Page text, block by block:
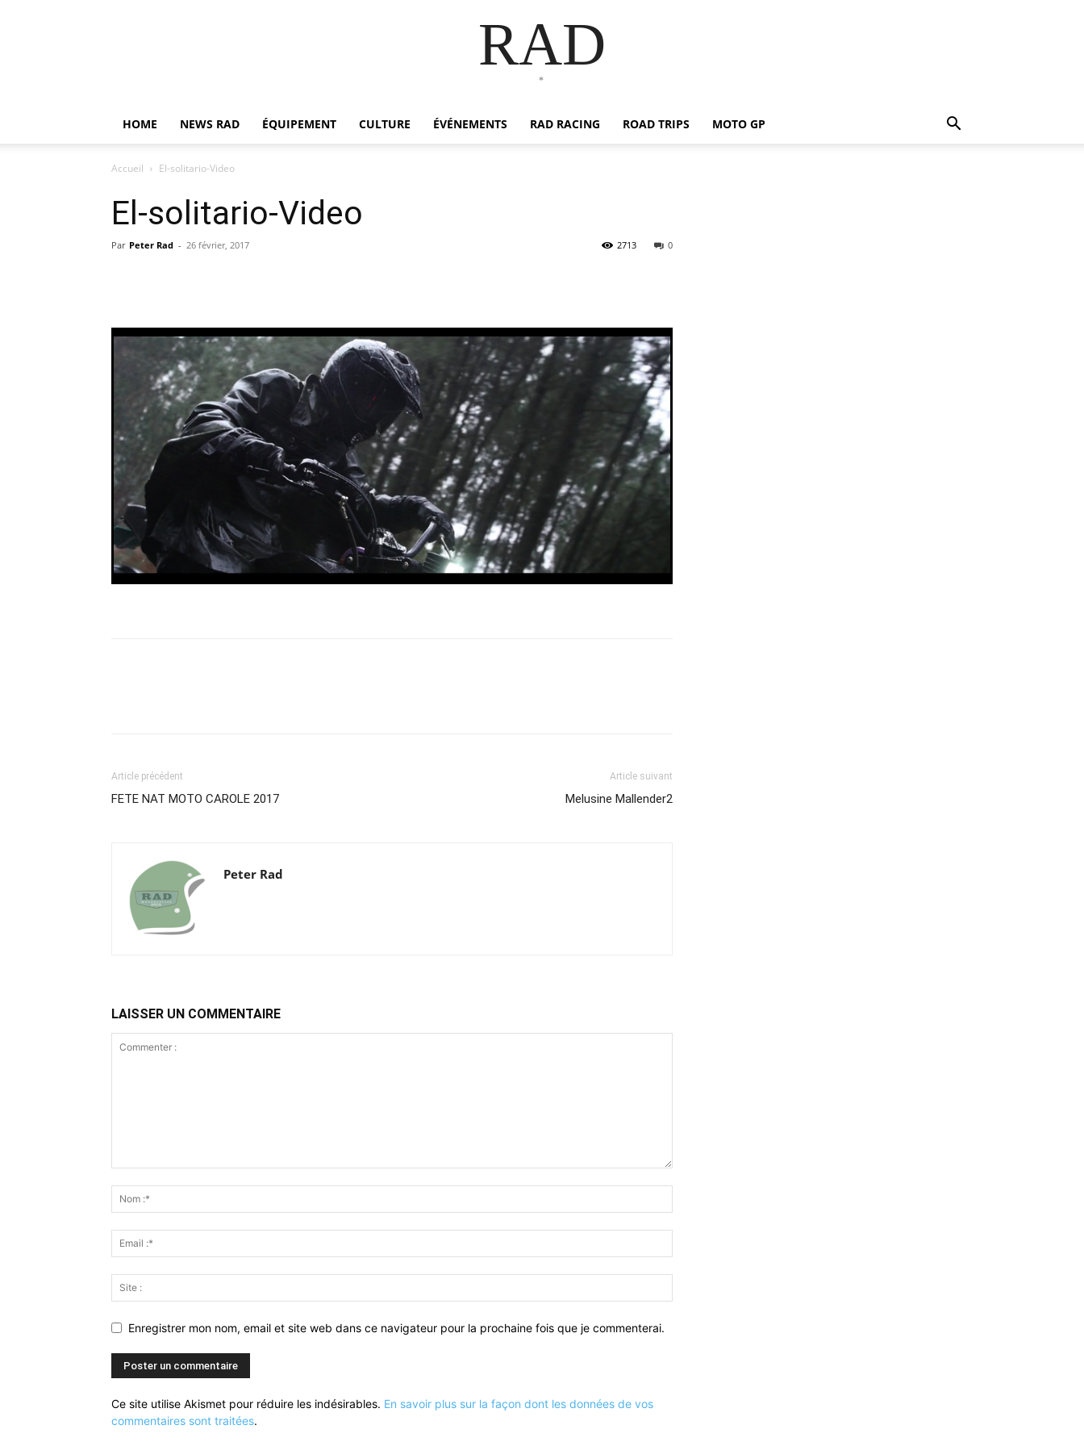
RAD
*
HOME NEWS RAD ÉQUIPEMENT CULTURE ÉVÉNEMENTS RAD RACING ROAD TRIPS MOTO GP
Accueil El-solitario-Video
El-solitario-Video
Par Peter Rad - 26 février, 2017 0
2713
Article précédent
FETE NAT MOTO CAROLE 2017
Article suivant
Melusine Mallender2
Peter Rad
LAISSER UN COMMENTAIRE
Enregistrer mon nom, email et site web dans ce navigateur pour la prochaine fois que je commenterai.
Ce site utilise Akismet pour réduire les indésirables. En savoir plus sur la façon dont les données de vos
commentaires sont traitées.